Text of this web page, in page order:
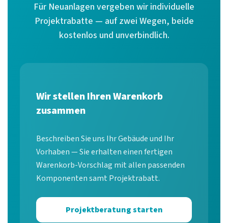
Für Neuanlagen vergeben wir individuelle
Projektrabatte — auf zwei Wegen, beide
kostenlos und unverbindlich.
Wir stellen Ihren Warenkorb
zusammen
Beschreiben Sie uns Ihr Gebäude und Ihr
Vorhaben — Sie erhalten einen fertigen
Warenkorb-Vorschlag mit allen passenden
Komponenten samt Projektrabatt.
Projektberatung starten